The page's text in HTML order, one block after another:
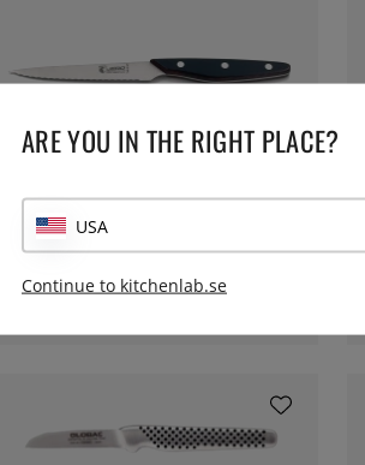
Barkniv, 12cm - Jero
ARE YOU IN THE RIGHT PLACE?
USA
Continue to kitchenlab.se